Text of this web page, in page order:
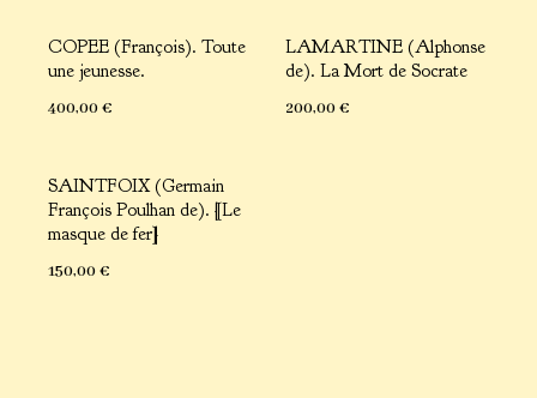
COPEE (François). Toute
une jeunesse.
400,00€
LAMARTINE (Alphonse
de). La Mort de Socrate
200,00€
SAINTFOIX (Germain
François Poulhan de). [Le
masque de fer]
150,00€